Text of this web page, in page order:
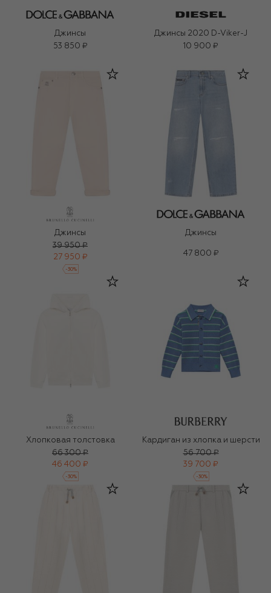
Джинсы
53 850 ₽
Джинсы 2020 D-Viker-J
10 900 ₽
Джинсы
39 950 ₽
27 950 ₽
-30%
Джинсы
47 800 ₽
Хлопковая толстовка
66 300 ₽
46 400 ₽
-30%
Кардиган из хлопка и шерсти
56 700 ₽
39 700 ₽
-30%